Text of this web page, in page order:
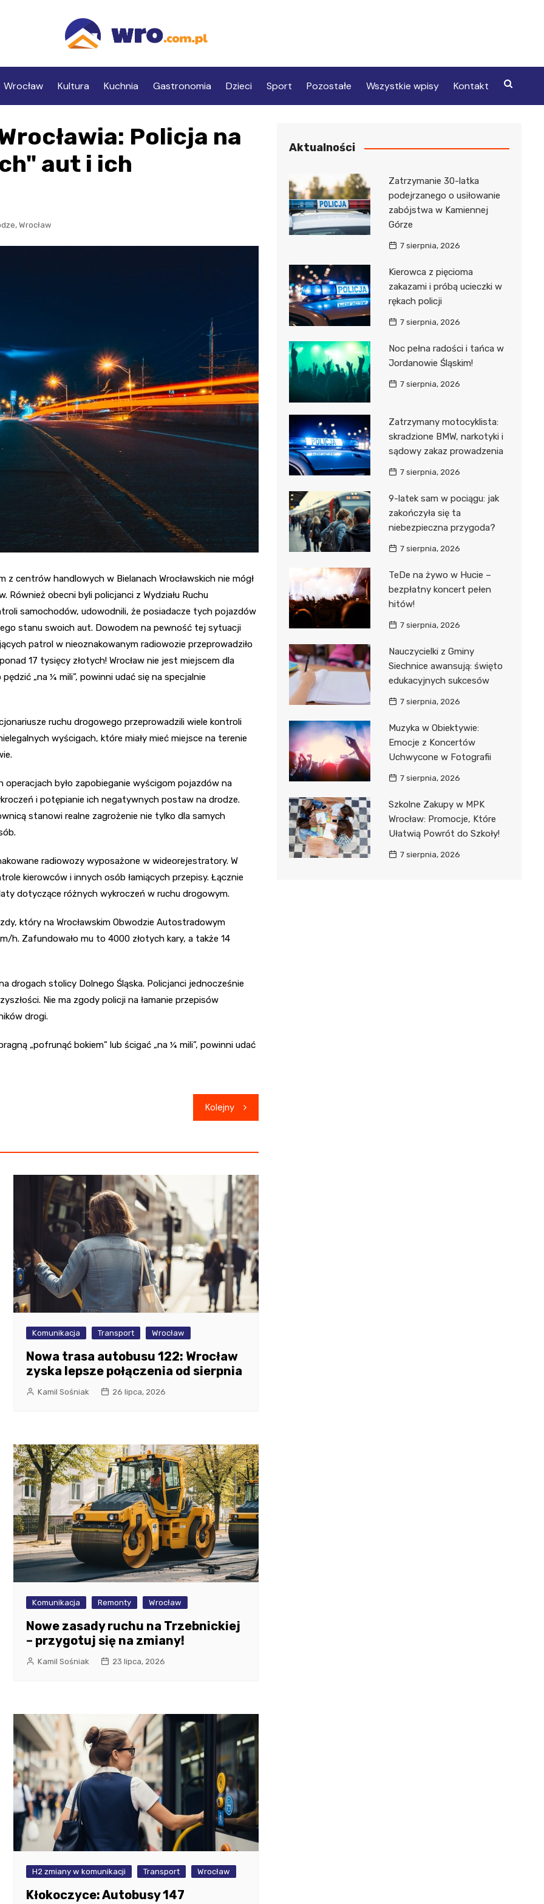
Wrocław Kultura Kuchnia Gastronomia Dzieci Sport Pozostałe Wszystkie wpisy Kontakt
Policja na
aut i ich
, Wrocław
z centrów handlowych w Bielanach Wrocławskich nie mógł
obecni byli policjanci z Wydziału Ruchu
samochodów, udowodnili, że posiadacze tych pojazdów
stanu swoich aut. Dowodem na pewność tej sytuacji
patrol w nieoznakowanym radiowozie przeprowadziło
17 tysięcy złotych! Wrocław nie jest miejscem dla
„na ¼ mili”, powinni udać się na specjalnie
ruchu drogowego przeprowadzili wiele kontroli
wyścigach, które miały mieć miejsce na terenie
operacjach było zapobieganie wyścigom pojazdów na
i potępianie ich negatywnych postaw na drodze.
stanowi realne zagrożenie nie tylko dla samych
radiowozy wyposażone w wideorejestratory. W
kierowców i innych osób łamiących przepisy. Łącznie
dotyczące różnych wykroczeń w ruchu drogowym.
który na Wrocławskim Obwodzie Autostradowym
h. Zafundowało mu to 4000 złotych kary, a także 14
drogach stolicy Dolnego Śląska. Policjanci jednocześnie
Nie ma zgody policji na łamanie przepisów
drogi.
„pofrunąć bokiem” lub ścigać „na ¼ mili”, powinni udać
Kolejny
Komunikacja Transport Wrocław
Nowa trasa autobusu 122: Wrocław
zyska lepsze połączenia od sierpnia
Kamil Sośniak 26 lipca, 2026
Komunikacja Remonty Wrocław
Nowe zasady ruchu na Trzebnickiej
– przygotuj się na zmiany!
Kamil Sośniak 23 lipca, 2026
H2 zmiany w komunikacji Transport Wrocław
Kłokoczyce: Autobusy 147
Aktualności
Zatrzymanie 30-latka
podejrzanego o usiłowanie
zabójstwa w Kamiennej
Górze
7 sierpnia, 2026
Kierowca z pięcioma
zakazami i próbą ucieczki w
rękach policji
7 sierpnia, 2026
Noc pełna radości i tańca w
Jordanowie Śląskim!
7 sierpnia, 2026
Zatrzymany motocyklista:
skradzione BMW, narkotyki i
sądowy zakaz prowadzenia
7 sierpnia, 2026
9-latek sam w pociągu: jak
zakończyła się ta
niebezpieczna przygoda?
7 sierpnia, 2026
TeDe na żywo w Hucie –
bezpłatny koncert pełen
hitów!
7 sierpnia, 2026
Nauczycielki z Gminy
Siechnice awansują: święto
edukacyjnych sukcesów
7 sierpnia, 2026
Muzyka w Obiektywie:
Emocje z Koncertów
Uchwycone w Fotografii
7 sierpnia, 2026
Szkolne Zakupy w MPK
Wrocław: Promocje, Które
Ułatwią Powrót do Szkoły!
7 sierpnia, 2026